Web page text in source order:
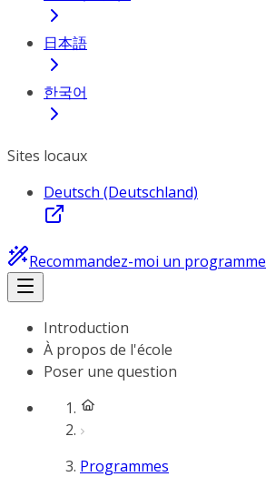
日本語
한국어
Sites locaux
Deutsch (Deutschland)
Recommandez-moi un programme
Introduction
À propos de l'école
Poser une question
Programmes